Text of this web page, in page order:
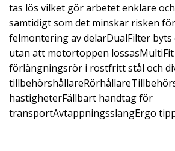
tas lös vilket gör arbetet enklare
samtidigt som det minskar risken
felmontering av delarDualFilter
utan att motortoppen
förlängningsrör i rostfritt stål och
hastigheterFällbart handtag för
transportAvtappningsslangErgo